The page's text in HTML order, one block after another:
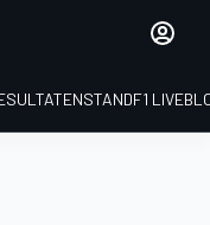
STANDF1